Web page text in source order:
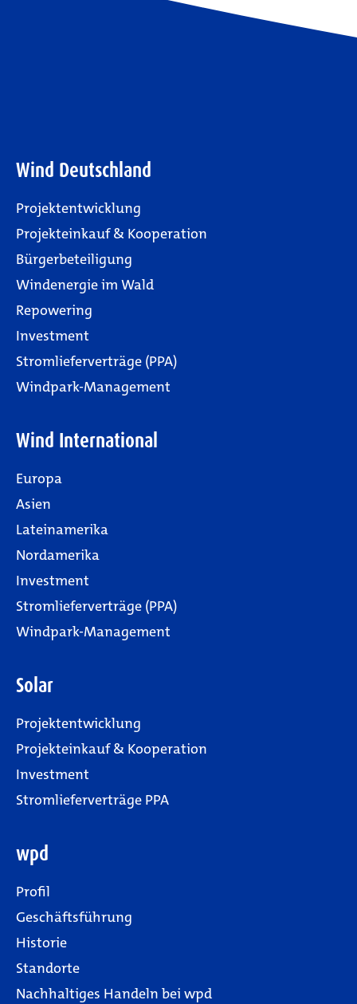
Wind Deutschland
Projektentwicklung
Projekteinkauf & Kooperation
Bürgerbeteiligung
Windenergie im Wald
Repowering
Investment
Stromlieferverträge (PPA)
Windpark-Management
Wind International
Europa
Asien
Lateinamerika
Nordamerika
Investment
Stromlieferverträge (PPA)
Windpark-Management
Solar
Projektentwicklung
Projekteinkauf & Kooperation
Investment
Stromlieferverträge PPA
wpd
Profil
Geschäftsführung
Historie
Standorte
Nachhaltiges Handeln bei wpd